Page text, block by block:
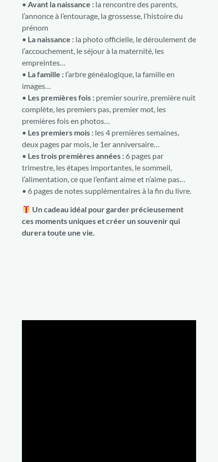
• Avant la naissance : la rencontre des parents,
l’annonce à l’entourage, la grossesse, l’histoire du
prénom
• La naissance : la photo officielle, le déroulement de
l’accouchement, le séjour à la maternité, les
empreintes…
• La famille : l’arbre généalogique, la famille en
images…
• Les premières fois : premier sourire, première nuit
complète, les premiers pas, premier mot, les
premières fois en photos…
• Les premiers mois : les 4 premières semaines,
deux pages par mois, le 1er anniversaire…
• Les trois premières années : 6 pages par
trimestre, les étapes importantes, le sommeil,
l’alimentation, ce que l’enfant aime et n’aime pas…
• 6 pages de notes supplémentaires à la fin du livre.
Un cadeau idéal pour garder précieusement
ces moments uniques et créer un souvenir qui
durera toute une vie.